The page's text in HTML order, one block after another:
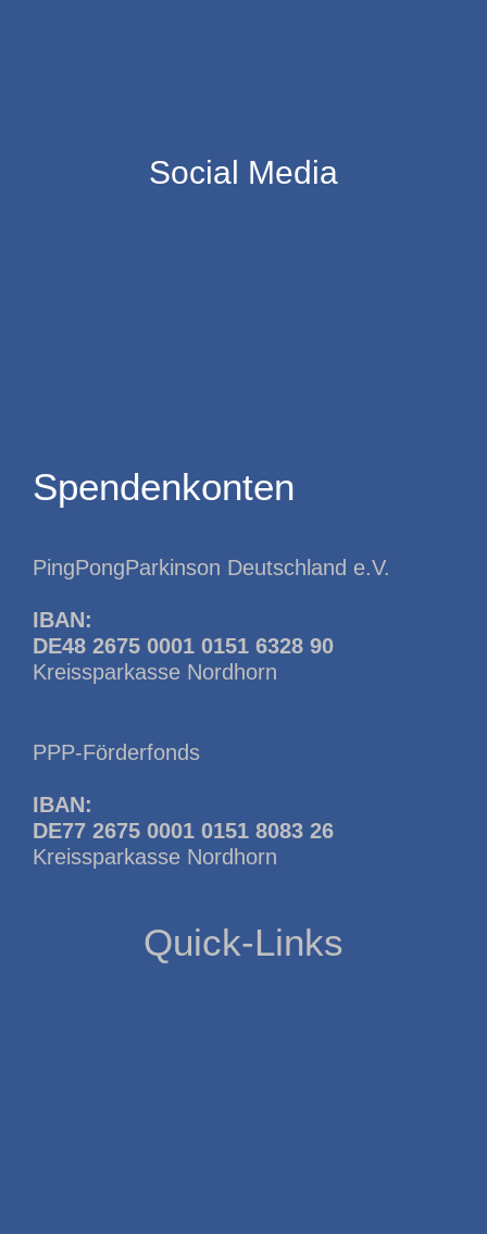
Social Media
Spendenkonten
PingPongParkinson Deutschland e.V.
IBAN:
DE48 2675 0001 0151 6328 90
Kreissparkasse Nordhorn
PPP-Förderfonds
IBAN:
DE77 2675 0001 0151 8083 26
Kreissparkasse Nordhorn
Quick-Links